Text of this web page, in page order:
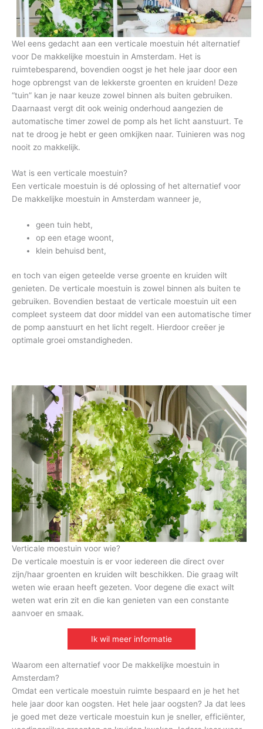
Wel eens gedacht aan een verticale moestuin hét alternatief
voor De makkelijke moestuin in Amsterdam. Het is
ruimtebesparend, bovendien oogst je het hele jaar door een
hoge opbrengst van de lekkerste groenten en kruiden! Deze
“tuin” kan je naar keuze zowel binnen als buiten gebruiken.
Daarnaast vergt dit ook weinig onderhoud aangezien de
automatische timer zowel de pomp als het licht aanstuurt. Te
nat te droog je hebt er geen omkijken naar. Tuinieren was nog
nooit zo makkelijk.
Wat is een verticale moestuin?
Een verticale moestuin is dé oplossing of het alternatief voor
De makkelijke moestuin in Amsterdam wanneer je,
geen tuin hebt,
op een etage woont,
klein behuisd bent,
en toch van eigen geteelde verse groente en kruiden wilt
genieten. De verticale moestuin is zowel binnen als buiten te
gebruiken. Bovendien bestaat de verticale moestuin uit een
compleet systeem dat door middel van een automatische timer
de pomp aanstuurt en het licht regelt. Hierdoor creëer je
optimale groei omstandigheden.
Verticale moestuin voor wie?
De verticale moestuin is er voor iedereen die direct over
zijn/haar groenten en kruiden wilt beschikken. Die graag wilt
weten wie eraan heeft gezeten. Voor degene die exact wilt
weten wat erin zit en die kan genieten van een constante
aanvoer en smaak.
Ik wil meer informatie
Waarom een alternatief voor De makkelijke moestuin in
Amsterdam?
Omdat een verticale moestuin ruimte bespaard en je het het
hele jaar door kan oogsten. Het hele jaar oogsten? Ja dat lees
je goed met deze verticale moestuin kun je sneller, efficiënter,